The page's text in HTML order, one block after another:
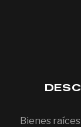
Bienes